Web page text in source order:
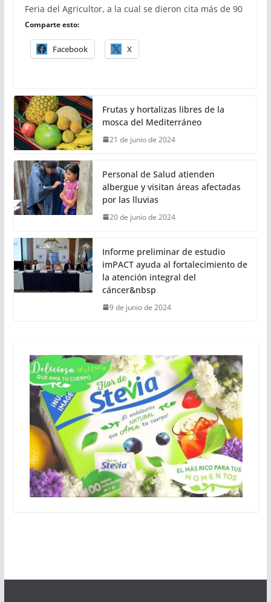
Feria del Agricultor, a la cual se dieron cita más de 90
Comparte esto:
Facebook X
Frutas y hortalizas libres de la
mosca del Mediterráneo
21 de junio de 2024
Personal de Salud atienden
albergue y visitan áreas afectadas
por las lluvias
20 de junio de 2024
Informe preliminar de estudio
imPACT ayuda al fortalecimiento de
la atención integral del
cáncer&nbsp
9 de junio de 2024